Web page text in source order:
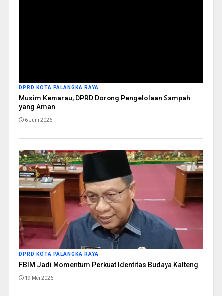
DPRD KOTA PALANGKA RAYA
Musim Kemarau, DPRD Dorong Pengelolaan Sampah
yang Aman
6 Juni 2026
DPRD KOTA PALANGKA RAYA
FBIM Jadi Momentum Perkuat Identitas Budaya Kalteng
19 Mei 2026